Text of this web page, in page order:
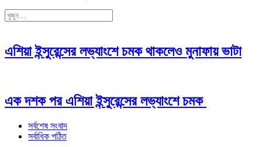
এশিয়া ইন্সুরেন্সের লভ্যাংশে চমক থাকলেও মুনাফায় ভাটা
এক দশক পর এশিয়া ইন্সুরেন্সের লভ্যাংশে চমক
সর্বশেষ সংবাদ
সর্বাধিক পঠিত